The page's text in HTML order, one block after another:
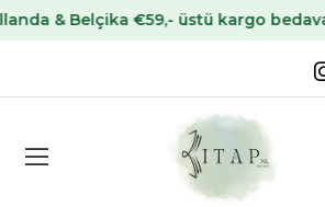
& Belçika €59,- üstü kargo bedava